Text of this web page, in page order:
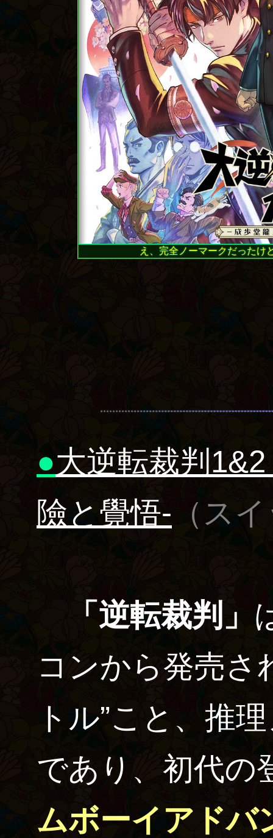
え、完全ノーマークだったけ
●大逆転裁判
險と覺悟- （ス
「逆転裁判」
コンから発売さ
トル”こと、推
であり、初代の
ムボーイアドバ